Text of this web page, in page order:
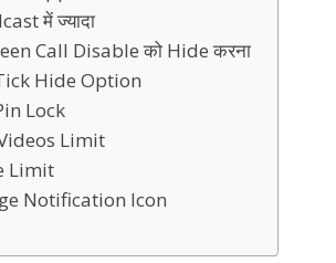
में ज्यादा
Call Disable को Hide करना
Hide Option
Lock
Limit
Limit
Notification Icon